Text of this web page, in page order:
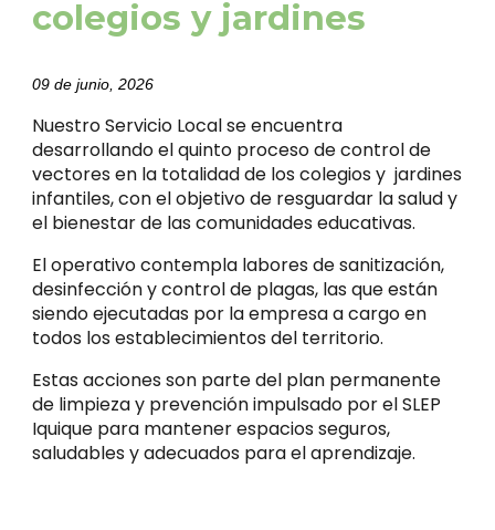
colegios y jardines
09 de junio , 2026
Nuestro Servicio Local se encuentra
desarrollando el quinto proceso de control de
vectores en la totalidad de los colegios y jardines
infantiles, con el objetivo de resguardar la salud y
el bienestar de las comunidades educativas.
El operativo contempla labores de sanitización,
desinfección y control de plagas, las que están
siendo ejecutadas por la empresa a cargo en
todos los establecimientos del territorio.
Estas acciones son parte del plan permanente
de limpieza y prevención impulsado por el SLEP
Iquique para mantener espacios seguros,
saludables y adecuados para el aprendizaje.